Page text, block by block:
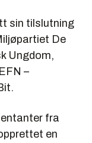
sin tilslutning
De
Ungdom,
–
fra
en